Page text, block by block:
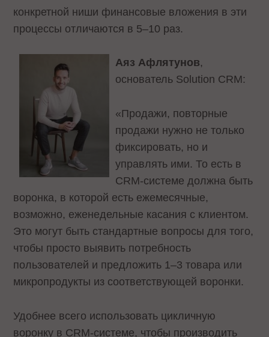
конкретной ниши финансовые вложения в эти
процессы отличаются в 5–10 раз.
Аяз Афлятунов,
основатель Solution CRM:
«Продажи, повторные
продажи нужно не только
фиксировать, но и
управлять ими. То есть в
CRM-системе должна быть
воронка, в которой есть ежемесячные,
возможно, еженедельные касания с клиентом.
Это могут быть стандартные вопросы для того,
чтобы просто выявить потребность
пользователей и предложить 1–3 товара или
микропродукты из соответствующей воронки.
Удобнее всего использовать цикличную
воронку в CRM-системе, чтобы производить